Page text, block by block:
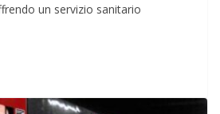
un servizio sanitario